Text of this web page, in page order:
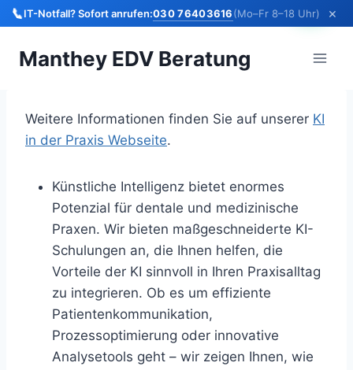
📞IT-Notfall? Sofort anrufen:030 76403616(Mo–Fr 8–18 Uhr) ×
InhaltManthey EDV Beratung
Weitere Informationen finden Sie auf unserer KI
in der Praxis Webseite.
Künstliche Intelligenz bietet enormes
Potenzial für dentale und medizinische
Praxen. Wir bieten maßgeschneiderte KI-
Schulungen an, die Ihnen helfen, die
Vorteile der KI sinnvoll in Ihren Praxisalltag
zu integrieren. Ob es um effiziente
Patientenkommunikation,
Prozessoptimierung oder innovative
Analysetools geht – wir zeigen Ihnen, wie